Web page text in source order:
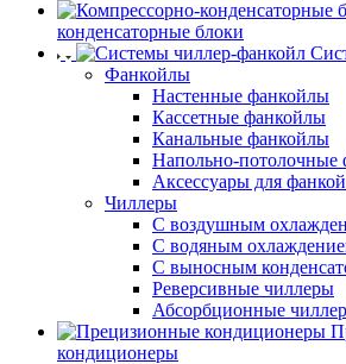
конденсаторные блоки
Фанкойлы
Настенные фанкойлы
Кассетные фанкойлы
Канальные фанкойлы
Напольно-потолочные
Аксессуары для
Чиллеры
С воздушным
С водяным
С выносным
Реверсивные чиллеры
Абсорбционные
кондиционеры